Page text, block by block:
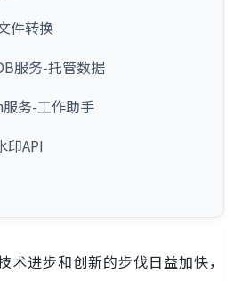
件转换
服务-托管数据
务-工作助手
印API
术进步和创新的步伐日益加快，